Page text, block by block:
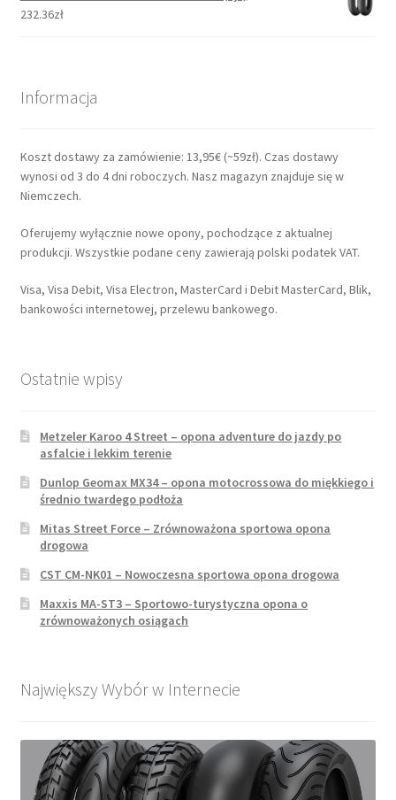
232.36zł
Informacja
Koszt dostawy za zamówienie: 13,95€ (~59zł). Czas dostawy
wynosi od 3 do 4 dni roboczych. Nasz magazyn znajduje się w
Niemczech.
Oferujemy wyłącznie nowe opony, pochodzące z aktualnej
produkcji. Wszystkie podane ceny zawierają polski podatek VAT.
Visa, Visa Debit, Visa Electron, MasterCard i Debit MasterCard, Blik,
bankowości internetowej, przelewu bankowego.
Ostatnie wpisy
Metzeler Karoo 4 Street – opona adventure do jazdy po
asfalcie i lekkim terenie
Dunlop Geomax MX34 – opona motocrossowa do miękkiego i
średnio twardego podłoża
Mitas Street Force – Zrównoważona sportowa opona
drogowa
CST CM-NK01 – Nowoczesna sportowa opona drogowa
Maxxis MA-ST3 – Sportowo-turystyczna opona o
zrównoważonych osiągach
Największy Wybór w Internecie